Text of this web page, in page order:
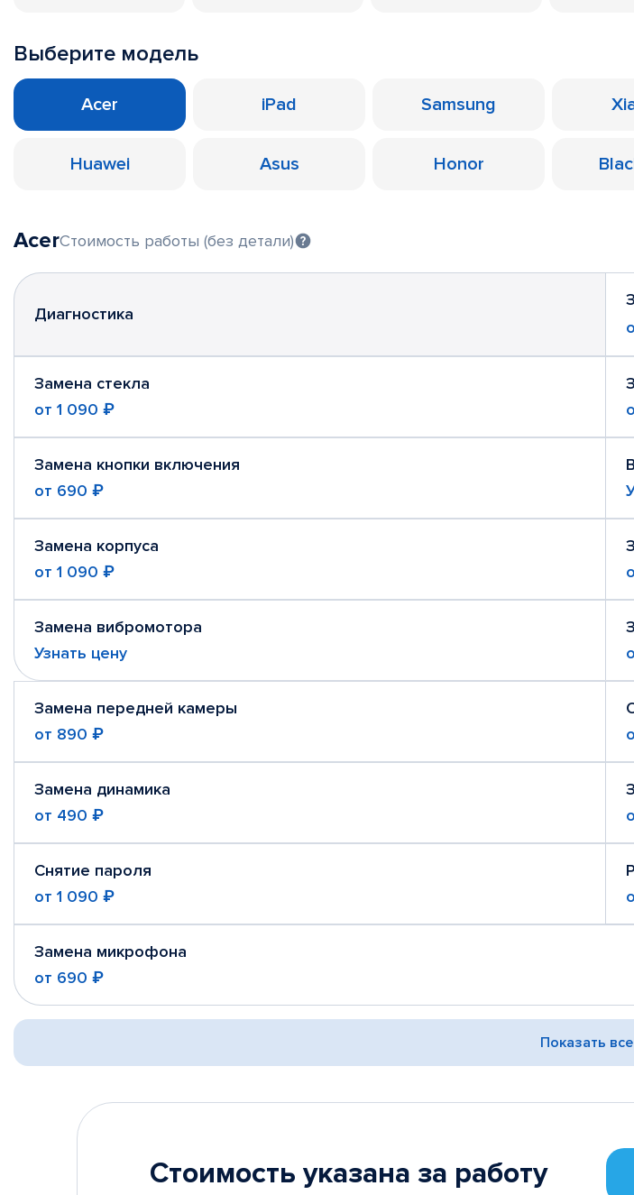
Выберите модель
Acer iPad Samsung
Huawei Asus Honor
AcerСтоимость работы (без детали)
Диагностика
Замена стекла
от 1 090 ₽
Замена кнопки включения
от 690 ₽
Замена корпуса
от 1 090 ₽
Замена вибромотора
Узнать цену
Замена передней камеры
от 890 ₽
Замена динамика
от 490 ₽
Снятие пароля
от 1 090 ₽
Замена микрофона
от 690 ₽
Показать
Стоимость указана за работу